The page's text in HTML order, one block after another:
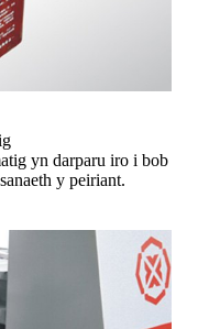
yn darparu iro i bob
y peiriant.